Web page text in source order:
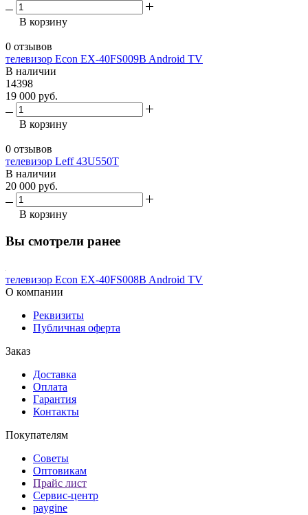
В корзину
0 отзывов
телевизор Econ EX-40FS009B Android TV
В наличии
14398
19 000 руб.
В корзину
0 отзывов
телевизор Leff 43U550T
В наличии
20 000 руб.
В корзину
Вы смотрели ранее
телевизор Econ EX-40FS008B Android TV
О компании
Реквизиты
Публичная оферта
Заказ
Доставка
Оплата
Гарантия
Контакты
Покупателям
Советы
Оптовикам
Прайс лист
Сервис-центр
paygine